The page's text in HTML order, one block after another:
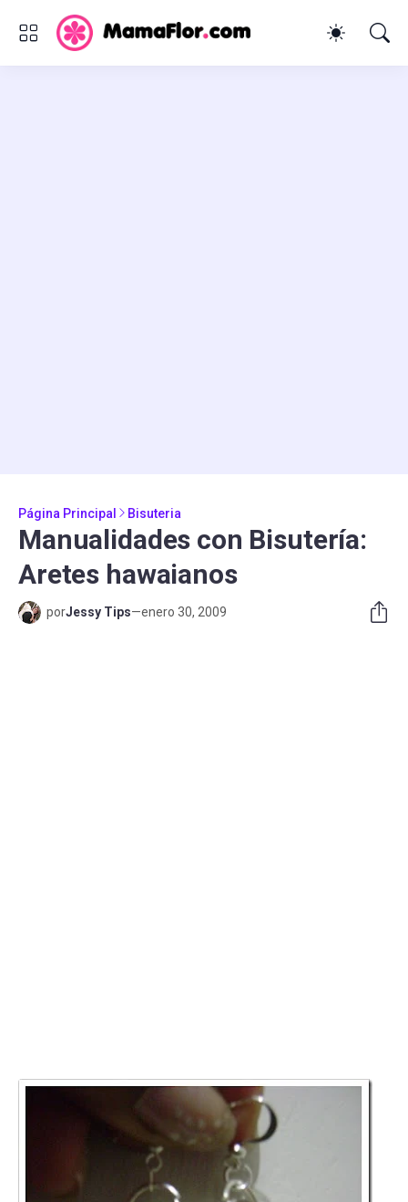
Página Principal Bisuteria
Manualidades con Bisutería:
Aretes hawaianos
porJessy Tips—enero 30, 2009